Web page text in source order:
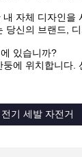
내 자체 디자인을
당신의 브랜드,
있습니까?
에 위치합니다.
기 세발 자전거